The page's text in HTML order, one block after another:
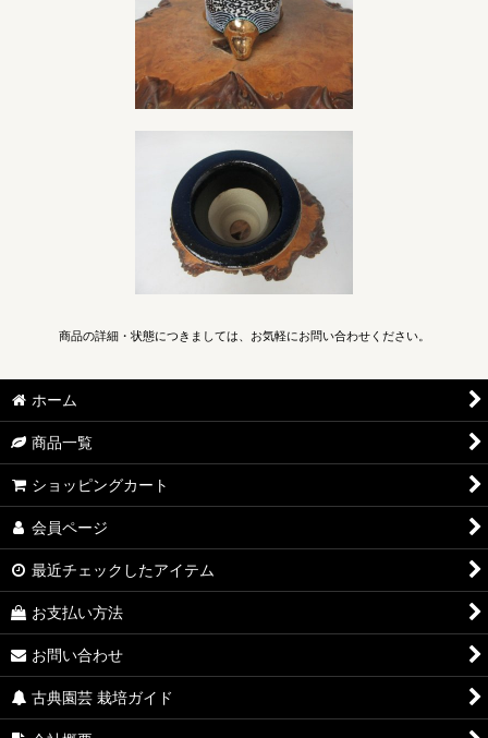
商品の詳細・状態につきましては、お気軽にお問い合わせください。
ホーム
商品一覧
ショッピングカート
会員ページ
最近チェックしたアイテム
お支払い方法
お問い合わせ
古典園芸 栽培ガイド